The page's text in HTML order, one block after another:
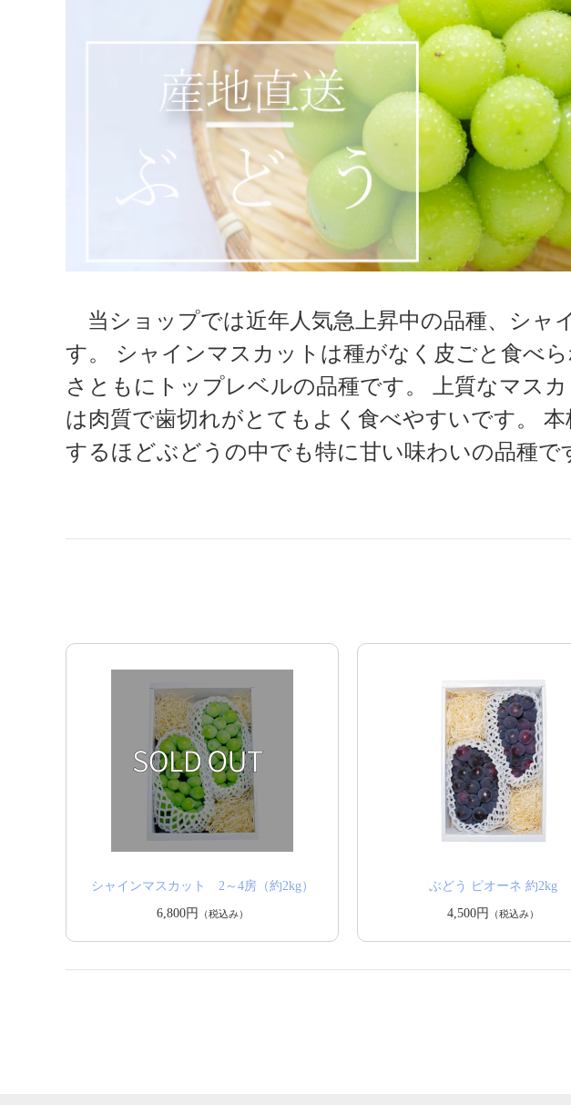
当ショップでは近年人気急上昇中の品種、シャ
す。 シャインマスカットは種がなく皮ごと食べ
さともにトップレベルの品種です。 上質なマス
は肉質で歯切れがとてもよく食べやすいです。
するほどぶどうの中でも特に甘い味わいの品種で
シャインマスカット 2～4房（約2kg）
6,800円
（税込み）
ぶどう ピオーネ 約2kg
4,500円
（税込み）